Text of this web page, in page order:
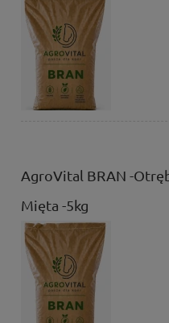
AgroVital BRAN -
Mięta -5kg